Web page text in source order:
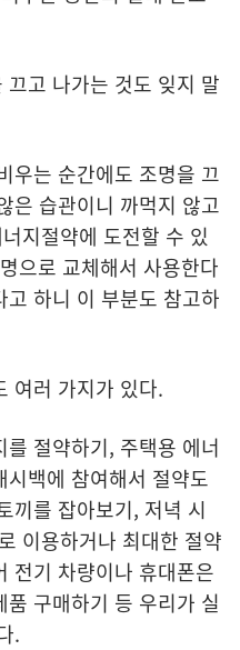
고 나가는 것도 잊지 말
우는 순간에도 조명을 끄
은 습관이니 까먹지 않고
지절약에 도전할 수 있
으로 교체해서 사용한다
하니 이 부분도 참고하
여러 가지가 있다.
절약하기, 주택용 에너
백에 참여해서 절약도
끼를 잡아보기, 저녁 시
이용하거나 최대한 절약
전기 차량이나 휴대폰은
구매하기 등 우리가 실
.